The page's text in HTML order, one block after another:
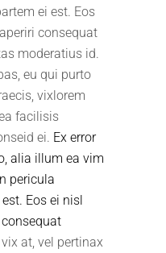
ei est. Eos
consequat
moderatius id.
eu qui purto
vixlorem
facilisis
ei. Ex error
alia illum ea vim
pericula
Eos ei nisl
at, vel pertinax